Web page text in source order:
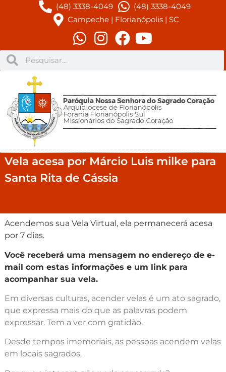
(48) 3338-4049
(48) 3338-4049
Campeche | Florianópolis | SC
Vela acesa por Márcio Luis milke para
Santa Rita de Cássia
Acendemos sua Vela Virtual, ela permanecerá acesa
por 7 dias.
Você receberá uma mensagem no endereço de e-
mail com estas informações e um link para
acompanhar sua vela.
Em diversas culturas, acender velas é um ato sagrado,
que expressa mais do que as palavras podem
expressar. Tem a ver com gratidão.
Desde tempos imemoriais, as pessoas acendem velas
em locais sagrados.